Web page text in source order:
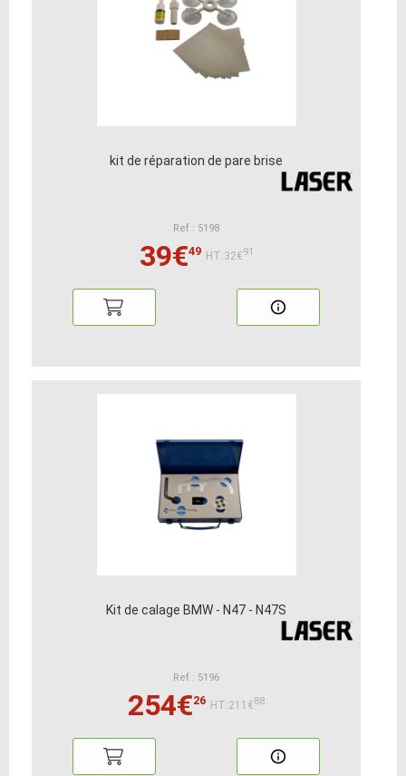
kit de réparation de pare brise
Ref : 5198
39€49 HT:32€91
Kit de calage BMW - N47 - N47S
Ref : 5196
254€26 HT:211€88